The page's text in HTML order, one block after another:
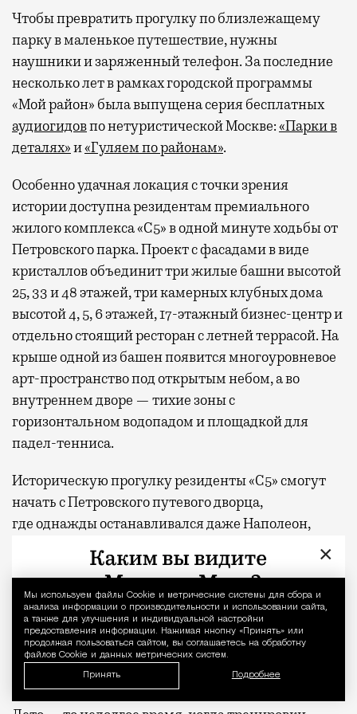
Уведомление
Мы используем файлы Сookie и метрические системы для сбора и
анализа информации о производительности и использовании сайта,
а также для улучшения и индивидуальной настройки
предоставления информации. Нажимая кнопку «Принять» или
продолжая пользоваться сайтом, вы соглашаетесь на обработку
файлов Cookie и данных метрических систем.
Принять Подробнее
Чтобы превратить прогулку по близлежащему
парку в маленькое путешествие, нужны
наушники и заряженный телефон. За последние
несколько лет в рамках городской программы
«Мой район» была выпущена серия бесплатных
аудиогидовпо нетуристической Москве:«Парки в
деталях»и«Гуляем по районам».
Особенно удачная локация с точки зрения
истории доступна резидентам премиального
жилого комплекса «С5»в одной минуте ходьбы от
Петровского парка. Проект с фасадами в виде
кристаллов объединит три жилые башни высотой
25, 33 и 48 этажей, три камерных клубных дома
высотой 4, 5, 6 этажей, 17-этажный бизнес-центр и
отдельно стоящий ресторан с летней террасой. На
крыше одной из башен появится многоуровневое
арт-пространство под открытым небом, а во
внутреннем дворе — тихие зоны с
горизонтальном водопадом и площадкой для
падел-тенниса.
Историческую прогулку резиденты «С5» смогут
начать с Петровского путевого дворца,
гдеоднажды останавливался даже Наполеон,
посетить виллу «Черный лебедь» Николая
Рябушинского, а закончить историей современной
авиации или Городком художников на Масловке
— местом, где жили и творили Игорь Грабарь,
Владимир Татлин и другие мастера XX века.
Заниматься йогой
×